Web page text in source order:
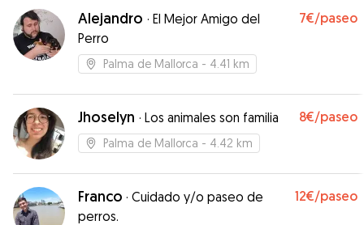
Alejandro · El Mejor Amigo del
Perro
7€/paseo
Palma de Mallorca - 4.41 km
Jhoselyn · Los animales son familia 8€/paseo
Palma de Mallorca - 4.42 km
Franco · Cuidado y/o paseo de
perros.
12€/paseo